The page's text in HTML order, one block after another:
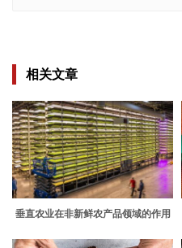
相关文章
垂直农业在非新鲜农产品领域的作用